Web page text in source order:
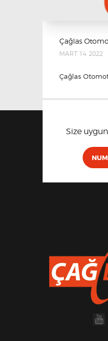
Çağlas
MART 14, 2022
Çağlas
Size